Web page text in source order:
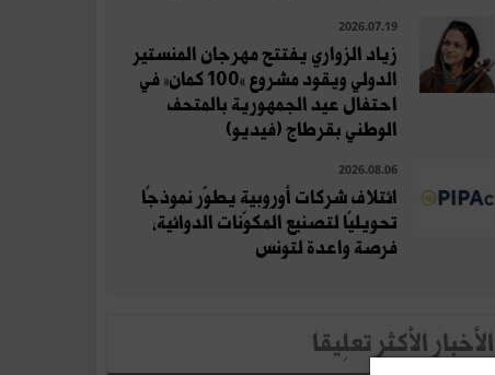
2026.07.19
زياد الزواري يفتتح مهرجان المنستير
الدولي ويقود مشروع «100 كمان» في
احتفال عيد الجمهورية بالمتحف
الوطني بقرطاج (فيديو)
2026.08.06
ائتلاف شركات أوروبية يطوّر نموذجًا
تحويليًا لتصنيع المكوّنات الدوائية،
فرصة واعدة لتونس
الأخبار الأكثر تعلِيقا